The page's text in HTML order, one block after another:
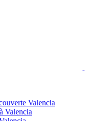
Valencia
Valencia